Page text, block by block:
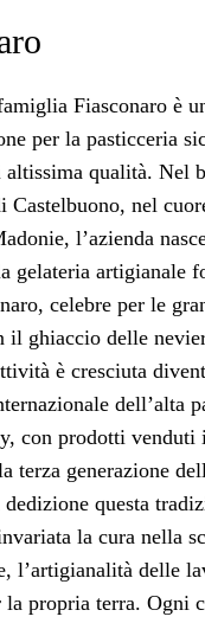
Fiasconaro è
per la pasticceria
altissima qualità. Nel
Castelbuono, nel
l’azienda
gelateria artigianale
celebre per le
il ghiaccio delle
è cresciuta
dell’alta
con prodotti venduti
terza generazione
dedizione questa
la cura nella
l’artigianalità delle
la propria terra. Ogni